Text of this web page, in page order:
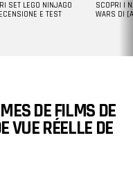
SET LEGO NINJAGO
E TEST
SCOPRI I
WARS DI
DE FILMS DE
VUE RÉELLE DE